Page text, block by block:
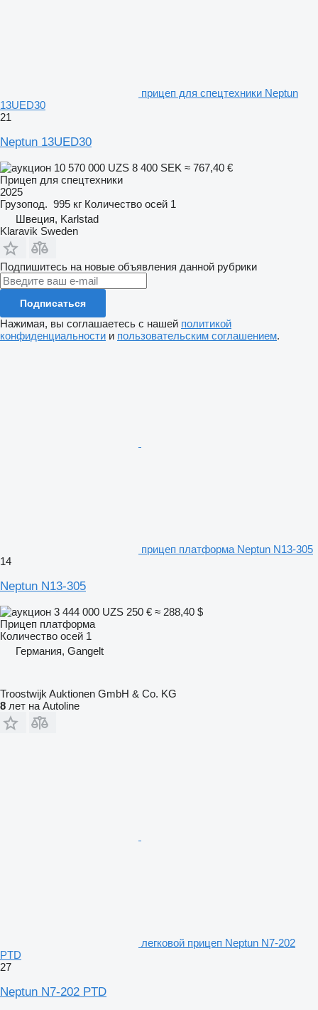
прицеп для спецтехники Neptun
13UED30
21
Neptun 13UED30
10 570 000 UZS 8 400 SEK ≈ 767,40 €
Прицеп для спецтехники
2025
Грузопод. 995 кг Количество осей 1
Швеция, Karlstad
Klaravik Sweden
Подпишитесь на новые объявления данной рубрики
Подписаться
Нажимая, вы соглашаетесь с нашей политикой
конфиденциальности и пользовательским соглашением.
прицеп платформа Neptun N13-305
14
Neptun N13-305
3 444 000 UZS 250 € ≈ 288,40 $
Прицеп платформа
Количество осей 1
Германия, Gangelt
Troostwijk Auktionen GmbH & Co. KG
8 лет на Autoline
легковой прицеп Neptun N7-202
PTD
27
Neptun N7-202 PTD